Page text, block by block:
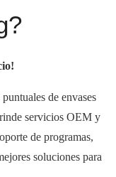
de envases
servicios OEM y
de programas,
soluciones para